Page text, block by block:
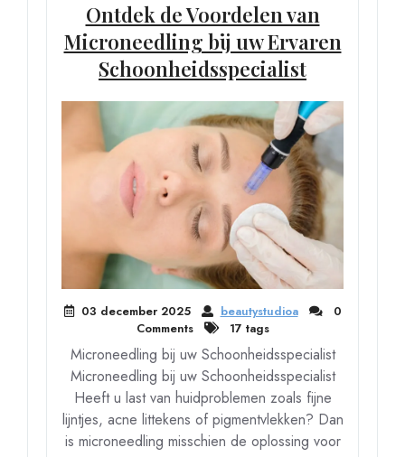
Ontdek de Voordelen van
Microneedling bij uw Ervaren
Schoonheidsspecialist
03 december 2025 beautystudioa
0
Comments
17 tags
Microneedling bij uw Schoonheidsspecialist
Microneedling bij uw Schoonheidsspecialist
Heeft u last van huidproblemen zoals fijne
lijntjes, acne littekens of pigmentvlekken? Dan
is microneedling misschien de oplossing voor